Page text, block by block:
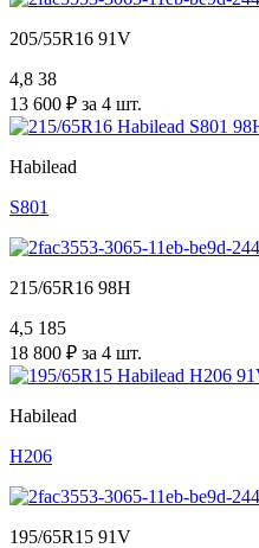
205/55R16 91V
4,8 38
13 600 ₽ за 4 шт.
Habilead
S801
215/65R16 98H
4,5 185
18 800 ₽ за 4 шт.
Habilead
H206
195/65R15 91V